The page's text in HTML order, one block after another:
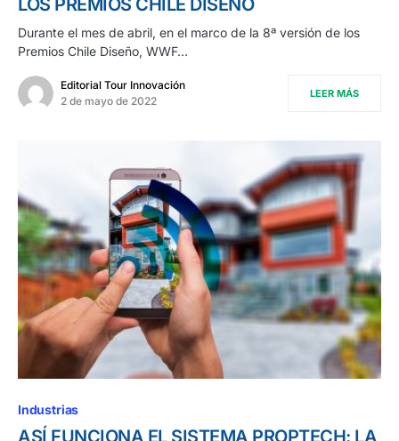
LOS PREMIOS CHILE DISEÑO
Durante el mes de abril, en el marco de la 8ª versión de los
Premios Chile Diseño, WWF…
Editorial Tour Innovación
2 de mayo de 2022
LEER MÁS
Industrias